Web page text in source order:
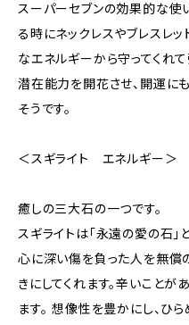
スーパーセブンの効果的な使
る時にネックレスやブレスレッ
なエネルギーから守ってくれ
潜在能力を開花させ、開運に
そうです。
＜スギライト エネルギー＞
癒しの三大石の一つです。
スギライトは「永遠の愛の石」
心に深い傷を負った人を無償
きにしてくれます。辛いことが
ます。 想像性を豊かにし、ひ